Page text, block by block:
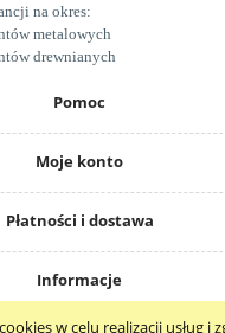
w celu realizacji usług i
na okres:
metalowych
drewnianych
Pomoc
Moje konto
Płatności i dostawa
Informacje